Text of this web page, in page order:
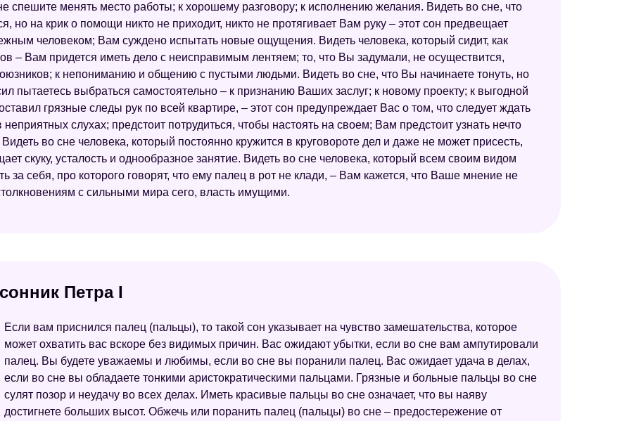
Сонник толкователь снов
Старинный сонник
Сонник Азара
Сонник значение снов
Сонник народных примет
Психоаналитический сонник
спешите менять место работы; к хорошему разговору; к исполнению желания. Видеть во сне, что
но на крик о помощи никто не приходит, никто не протягивает Вам руку – этот сон предвещает
человеком; Вам суждено испытать новые ощущения. Видеть человека, который сидит, как
– Вам придется иметь дело с неисправимым лентяем; то, что Вы задумали, не осуществится,
к непониманию и общению с пустыми людьми. Видеть во сне, что Вы начинаете тонуть, но
пытаетесь выбраться самостоятельно – к признанию Ваших заслуг; к новому проекту; к выгодной
грязные следы рук по всей квартире, – этот сон предупреждает Вас о том, что следует ждать
слухах; предстоит потрудиться, чтобы настоять на своем; Вам предстоит узнать нечто
во сне человека, который постоянно кружится в круговороте дел и даже не может присесть,
скуку, усталость и однообразное занятие. Видеть во сне человека, который всем своим видом
за себя, про которого говорят, что ему палец в рот не клади, – Вам кажется, что Ваше мнение не
с сильными мира сего, власть имущими.
Петра I
Если вам приснился палец (пальцы), то такой сон указывает на чувство замешательства, которое
может охватить вас вскоре без видимых причин. Вас ожидают убытки, если во сне вам ампутировали
палец. Вы будете уважаемы и любимы, если во сне вы поранили палец. Вас ожидает удача в делах,
если во сне вы обладаете тонкими аристократическими пальцами. Грязные и больные пальцы во сне
сулят позор и неудачу во всех делах. Иметь красивые пальцы во сне означает, что вы наяву
достигнете больших высот. Обжечь или поранить палец (пальцы) во сне – предостережение от